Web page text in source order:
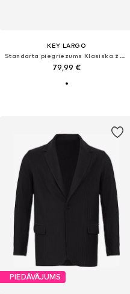
KEY LARGO
Standarta piegriezums Klasiska žakete 'Jan'
79,99 €
PIEDĀVĀJUMS